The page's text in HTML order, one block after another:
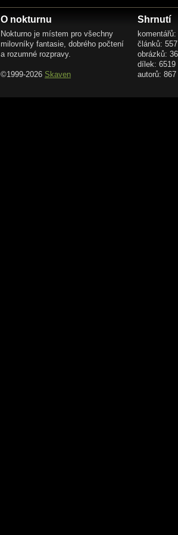
při pravidelných modlitbách (by byl mi
vystupujou a nastupujou
ale stále na témže místě ve stejný čas
ožebračený nemocný sirotci města
moje rodina
O nokturnu
Nokturno je místem pro všechny
milovníky fantasie, dobrého počtení
a rozumné rozpravy.
©1999-2026 Skaven
Shrnutí
článků: 557
obrázků:
dílek: 6519
autorů: 867